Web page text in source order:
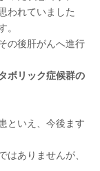
われていました
。
の後肝がんへ進行
ボリック症候群の
といえ、今後ます
はありませんが、